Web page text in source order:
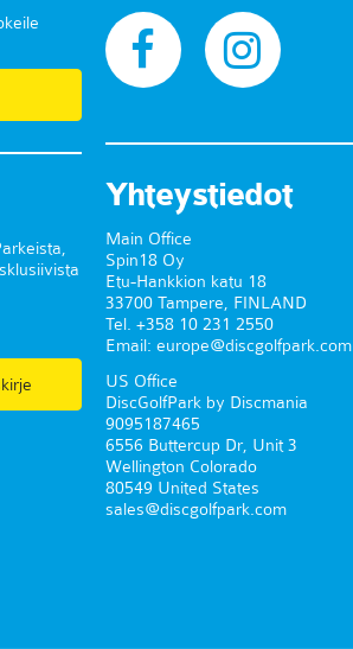
Yhteystiedot
Main Office
Spin18 Oy
Etu-Hankkion katu 18
33700 Tampere, FINLAND
Tel. +358 10 231 2550
Email: europe@discgolfpark.com
US Office
DiscGolfPark by Discmania
9095187465
6556 Buttercup Dr, Unit 3
Wellington Colorado
80549 United States
sales@discgolfpark.com